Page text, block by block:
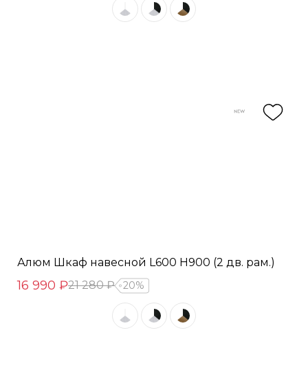
Алюм Шкаф навесной L600 Н900 (2 дв. рам.)
16 990 ₽21 280 ₽ 20%